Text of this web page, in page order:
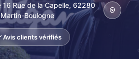
16 Rue de la Capelle, 62280
Boulogne
Avis clients vérifiés